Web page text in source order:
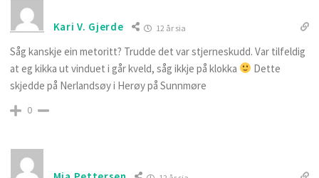
Kari V. Gjerde 12 år sia
Såg kanskje ein metoritt? Trudde det var stjerneskudd. Var tilfeldig
at eg kikka ut vinduet i går kveld, såg ikkje på klokka
Dette
skjedde på Nerlandsøy i Herøy på Sunnmøre
0